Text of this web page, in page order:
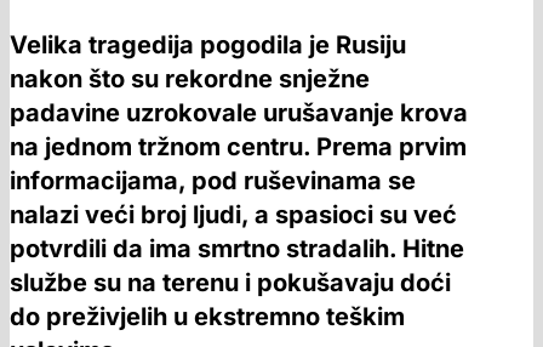
Velika tragedija pogodila je Rusiju
nakon što su rekordne snježne
padavine uzrokovale urušavanje krova
na jednom tržnom centru. Prema prvim
informacijama, pod ruševinama se
nalazi veći broj ljudi, a spasioci su već
potvrdili da ima smrtno stradalih. Hitne
službe su na terenu i pokušavaju doći
do preživjelih u ekstremno teškim